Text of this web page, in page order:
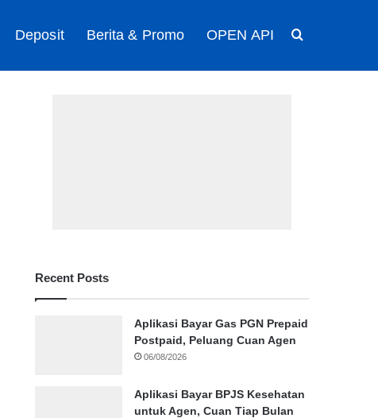
Deposit Berita & Promo OPEN API
Recent Posts
Aplikasi Bayar Gas PGN Prepaid
Postpaid, Peluang Cuan Agen
06/08/2026
Aplikasi Bayar BPJS Kesehatan
untuk Agen, Cuan Tiap Bulan